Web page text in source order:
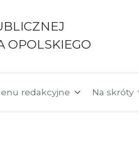
OPOLSKIEGO
redakcyjne Na skróty